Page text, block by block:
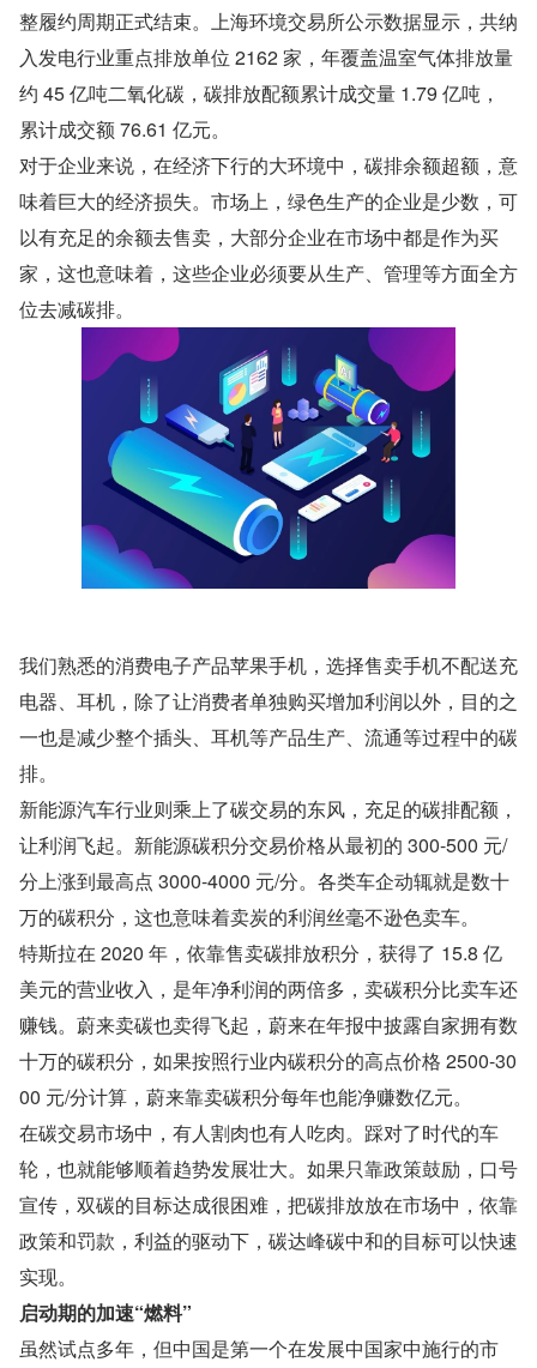
整履约周期正式结束。上海环境交易所公示数据显示，共纳
入发电行业重点排放单位 2162 家，年覆盖温室气体排放量
约 45 亿吨二氧化碳，碳排放配额累计成交量 1.79 亿吨，
累计成交额 76.61 亿元。
对于企业来说，在经济下行的大环境中，碳排余额超额，意
味着巨大的经济损失。市场上，绿色生产的企业是少数，可
以有充足的余额去售卖，大部分企业在市场中都是作为买
家，这也意味着，这些企业必须要从生产、管理等方面全方
位去减碳排。
我们熟悉的消费电子产品苹果手机，选择售卖手机不配送充
电器、耳机，除了让消费者单独购买增加利润以外，目的之
一也是减少整个插头、耳机等产品生产、流通等过程中的碳
排。
新能源汽车行业则乘上了碳交易的东风，充足的碳排配额，
让利润飞起。新能源碳积分交易价格从最初的 300-500 元/
分上涨到最高点 3000-4000 元/分。各类车企动辄就是数十
万的碳积分，这也意味着卖炭的利润丝毫不逊色卖车。
特斯拉在 2020 年，依靠售卖碳排放积分，获得了 15.8 亿
美元的营业收入，是年净利润的两倍多，卖碳积分比卖车还
赚钱。蔚来卖碳也卖得飞起，蔚来在年报中披露自家拥有数
十万的碳积分，如果按照行业内碳积分的高点价格 2500-30
00 元/分计算，蔚来靠卖碳积分每年也能净赚数亿元。
在碳交易市场中，有人割肉也有人吃肉。踩对了时代的车
轮，也就能够顺着趋势发展壮大。如果只靠政策鼓励，口号
宣传，双碳的目标达成很困难，把碳排放放在市场中，依靠
政策和罚款，利益的驱动下，碳达峰碳中和的目标可以快速
实现。
启动期的加速“燃料”
虽然试点多年，但中国是第一个在发展中国家中施行的市